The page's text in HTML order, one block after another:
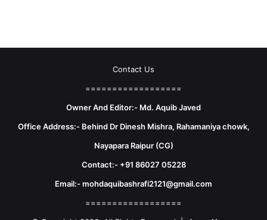
Contact Us
==================
Owner And Editor:- Md. Aquib Javed
Office Address:- Behind Dr Dinesh Mishra, Rahamaniya chowk,
Nayapara Raipur (CG)
Contact:- +91 86027 05228
Email:- mohdaquibashrafi2121@gmail.com
==================